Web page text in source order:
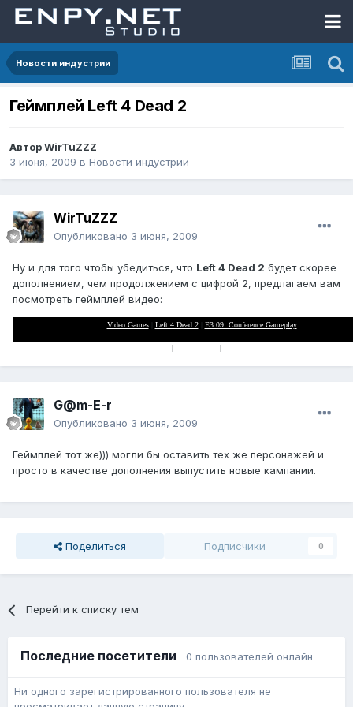
Новости индустрии
Геймплей Left 4 Dead 2
АвторWirTuZZZ
3 июня, 2009 в Новости индустрии
WirTuZZZ
Опубликовано 3 июня, 2009
Ну и для того чтобы убедиться, что Left 4 Dead 2 будет скорее
дополнением, чем продолжением с цифрой 2, предлагаем вам
посмотреть геймплей видео:
Video Games| Left 4 Dead 2| E3 09: Conference Gameplay
G@m-E-r
Опубликовано 3 июня, 2009
Геймплей тот же))) могли бы оставить тех же персонажей и
просто в качестве дополнения выпустить новые кампании.
Поделиться Подписчики 0
Перейти к списку тем
Последние посетители 0 пользователей онлайн
Ни одного зарегистрированного пользователя не